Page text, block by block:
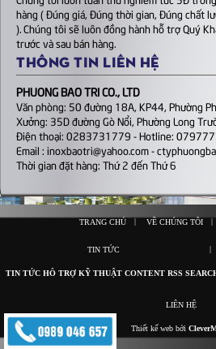
hàng ( Đúng giá, Đúng thời gian, Đúng chất
). Chúng tôi sẽ luôn đồng hành hỗ trợ Quý
trước và sau bán hàng.
THÔNG TIN LIÊN HỆ
PHUONG BAO TRI CO., LTD
Văn phòng: 50 đường 18A, KP44, Phường
Xưởng: 35D đường Gò Nổi, Phường Long
Điện thoại: 0283731779 - Hotline:
Email : inoxbaotri@yahoo.com -
Thời gian đặt hàng: Thứ 2 đến Thứ 6
TRANG CHỦ | VỀ CHÚNG TÔI |
TIN TỨC |
TIN TỨC HỖ TRỢ KỸ THUẬT CONTENT RSS
LIÊN HỆ
Thiết kế web bởi